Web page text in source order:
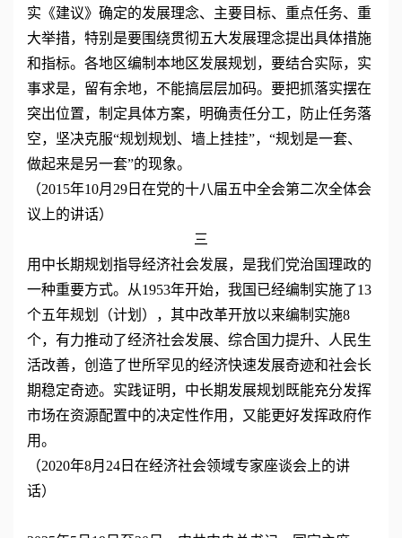
实《建议》确定的发展理念、主要目标、重点任务、重
大举措，特别是要围绕贯彻五大发展理念提出具体措施
和指标。各地区编制本地区发展规划，要结合实际，实
事求是，留有余地，不能搞层层加码。要把抓落实摆在
突出位置，制定具体方案，明确责任分工，防止任务落
空，坚决克服“规划规划、墙上挂挂”，“规划是一套、
做起来是另一套”的现象。
（2015年10月29日在党的十八届五中全会第二次全体会
议上的讲话）
三
用中长期规划指导经济社会发展，是我们党治国理政的
一种重要方式。从1953年开始，我国已经编制实施了13
个五年规划（计划），其中改革开放以来编制实施8
个，有力推动了经济社会发展、综合国力提升、人民生
活改善，创造了世所罕见的经济快速发展奇迹和社会长
期稳定奇迹。实践证明，中长期发展规划既能充分发挥
市场在资源配置中的决定性作用，又能更好发挥政府作
用。
（2020年8月24日在经济社会领域专家座谈会上的讲
话）